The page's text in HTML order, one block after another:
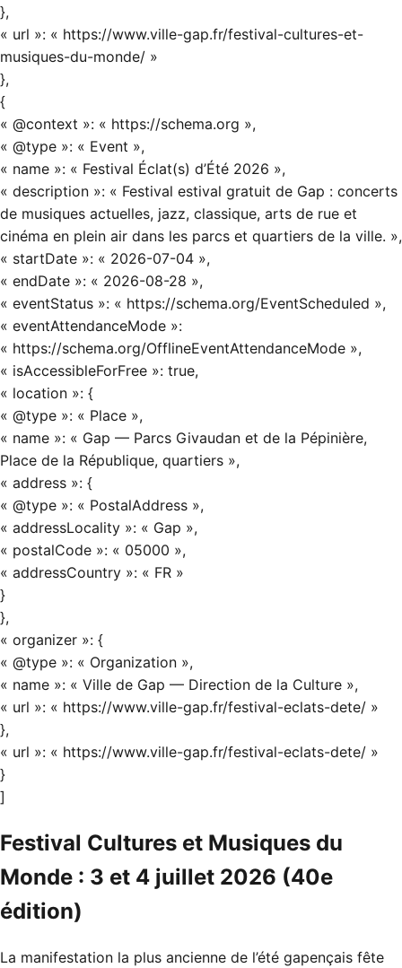
},
« url »: « https://www.ville-gap.fr/festival-cultures-et-
musiques-du-monde/ »
},
{
« @context »: « https://schema.org »,
« @type »: « Event »,
« name »: « Festival Éclat(s) d’Été 2026 »,
« description »: « Festival estival gratuit de Gap : concerts
de musiques actuelles, jazz, classique, arts de rue et
cinéma en plein air dans les parcs et quartiers de la ville. »,
« startDate »: « 2026-07-04 »,
« endDate »: « 2026-08-28 »,
« eventStatus »: « https://schema.org/EventScheduled »,
« eventAttendanceMode »:
« https://schema.org/OfflineEventAttendanceMode »,
« isAccessibleForFree »: true,
« location »: {
« @type »: « Place »,
« name »: « Gap — Parcs Givaudan et de la Pépinière,
Place de la République, quartiers »,
« address »: {
« @type »: « PostalAddress »,
« addressLocality »: « Gap »,
« postalCode »: « 05000 »,
« addressCountry »: « FR »
}
},
« organizer »: {
« @type »: « Organization »,
« name »: « Ville de Gap — Direction de la Culture »,
« url »: « https://www.ville-gap.fr/festival-eclats-dete/ »
},
« url »: « https://www.ville-gap.fr/festival-eclats-dete/ »
}
]
Festival Cultures et Musiques du
Monde : 3 et 4 juillet 2026 (40e
édition)
La manifestation la plus ancienne de l’été gapençais fête